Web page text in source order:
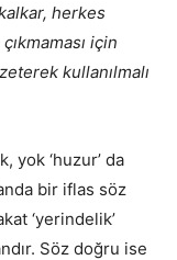
herkes
için
kullanılmalı
yok ‘huzur’ da
bir iflas söz
‘yerindelik’
Söz doğru ise